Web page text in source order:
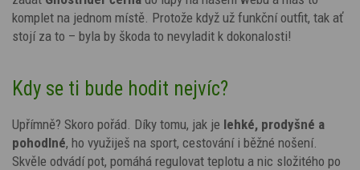
komplet na jednom místě. Protože když už funkční outfit, tak ať
stojí za to – byla by škoda to nevyladit k dokonalosti!
Kdy se ti bude hodit nejvíc?
Upřímně? Skoro pořád. Díky tomu, jak je lehké, prodyšné a
pohodlné, ho využiješ na sport, cestování i běžné nošení.
Skvěle odvádí pot, pomáhá regulovat teplotu a nic složitého po